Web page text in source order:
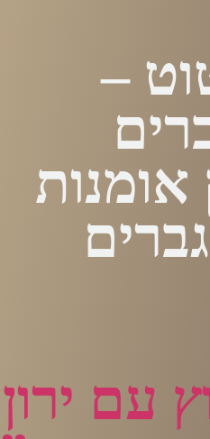
–
עם ירון